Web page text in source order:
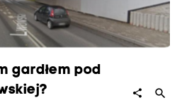
gardłem pod
share search